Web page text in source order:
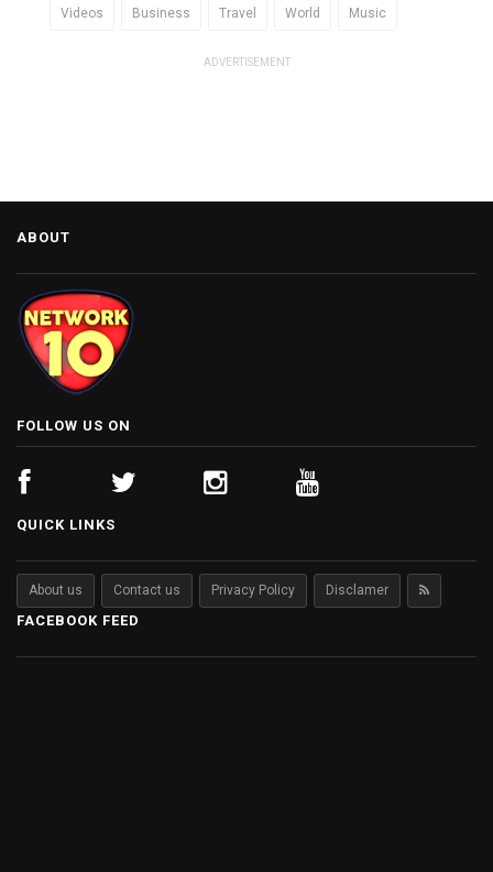
Videos Business Travel World Music
ADVERTISEMENT
ABOUT
FOLLOW US ON
QUICK LINKS
About us Contact us Privacy Policy Disclamer
FACEBOOK FEED